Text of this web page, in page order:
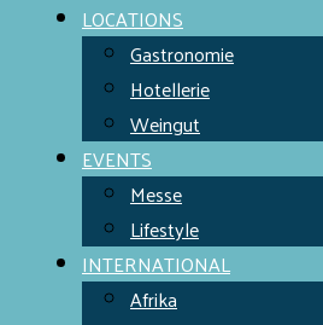
LOCATIONS
Gastronomie
Hotellerie
Weingut
EVENTS
Messe
Lifestyle
INTERNATIONAL
Afrika